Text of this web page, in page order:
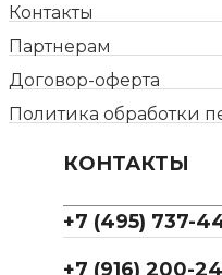
Контакты
Партнерам
Договор-оферта
Политика обработки
КОНТАКТЫ
+7 (495) 737-
+7 (916) 200-